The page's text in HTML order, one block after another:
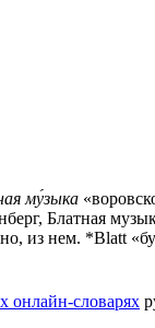
му́зыка
Блатная
из нем. *Blatt
онлайн-словарях